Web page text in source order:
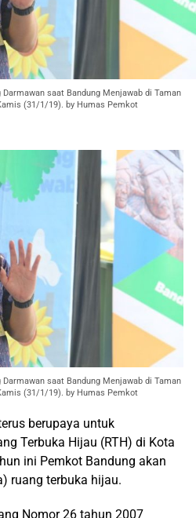
Darmawan saat Bandung Menjawab di Taman
(31/1/19). by Humas Pemkot
Darmawan saat Bandung Menjawab di Taman
(31/1/19). by Humas Pemkot
berupaya untuk
Terbuka Hijau (RTH) di Kota
ini Pemkot Bandung akan
ruang terbuka hijau.
Nomor 26 tahun 2007